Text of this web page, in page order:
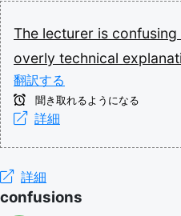
The lecturer is confusing
overly technical
翻訳する
聞き取れるようになる
詳細
詳細
confusions